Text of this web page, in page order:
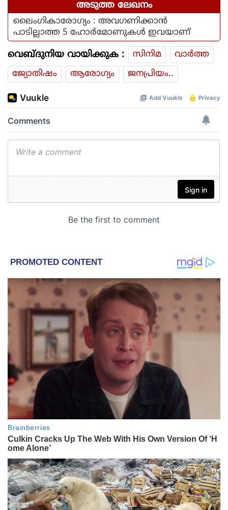
അടുത്ത ലേഖനം
ലൈംഗികാരോഗ്യം : അവഗണിക്കാൻ
പാടില്ലാത്ത 5 ഹോർമോണുകൾ ഇവയാണ്
വെബ്ദുനിയ വായിക്കുക : സിനിമ
വാര്‍ത്ത
ജ്യോതിഷം
ആരോഗ്യം ജനപ്രിയം..